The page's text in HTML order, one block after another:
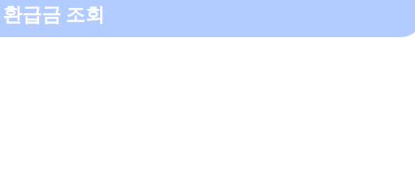
환급금 조회